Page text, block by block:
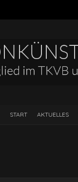
START AKTUELLES